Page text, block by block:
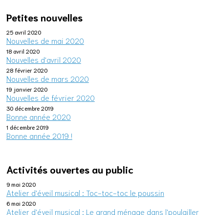
Petites nouvelles
25 avril 2020
Nouvelles de mai 2020
18 avril 2020
Nouvelles d'avril 2020
28 février 2020
Nouvelles de mars 2020
19 janvier 2020
Nouvelles de février 2020
30 décembre 2019
Bonne année 2020
1 décembre 2019
Bonne année 2019 !
Activités ouvertes au public
9 mai 2020
Atelier d'éveil musical : Toc-toc-toc le poussin
6 mai 2020
Atelier d'éveil musical : Le grand ménage dans l'poulailler